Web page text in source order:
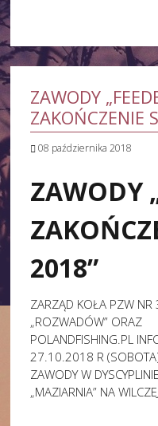
ZAWODY
ZAKOŃCZENIE
08 października 2018
ZAWODY
2018”
ZARZĄD KOŁA PZW NR
„ROZWADÓW” ORAZ
POLANDFISHING.PL
27.10.2018 R
ZAWODY W
„MAZIARNIA” NA